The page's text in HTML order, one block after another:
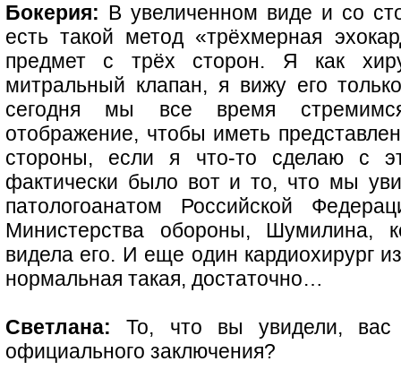
Бокерия: В увеличенном виде и со
есть такой метод «трёхмерная
предмет с трёх сторон. Я как
митральный клапан, я вижу его
сегодня мы все время
отображение, чтобы иметь
стороны, если я что-то сделаю с
фактически было вот и то, что мы
патологоанатом Российской
Министерства обороны, Шумилина,
видела его. И еще один кардиохирург
нормальная такая, достаточно…
Светлана: То, что вы увидели, вас
официального заключения?